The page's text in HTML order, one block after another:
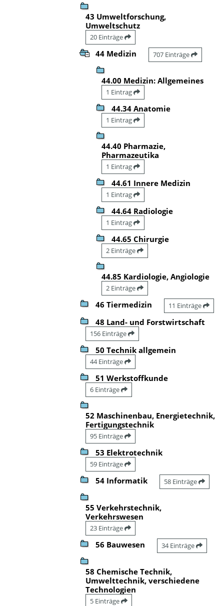
43 Umweltforschung,
Umweltschutz
20 Einträge
44 Medizin 707 Einträge
44.00 Medizin: Allgemeines
1 Eintrag
44.34 Anatomie
1 Eintrag
44.40 Pharmazie,
Pharmazeutika
1 Eintrag
44.61 Innere Medizin
1 Eintrag
44.64 Radiologie
1 Eintrag
44.65 Chirurgie
2 Einträge
44.85 Kardiologie, Angiologie
2 Einträge
46 Tiermedizin 11 Einträge
48 Land- und Forstwirtschaft
156 Einträge
50 Technik allgemein
44 Einträge
51 Werkstoffkunde
6 Einträge
52 Maschinenbau, Energietechnik,
Fertigungstechnik
95 Einträge
53 Elektrotechnik
59 Einträge
54 Informatik 58 Einträge
55 Verkehrstechnik,
Verkehrswesen
23 Einträge
56 Bauwesen 34 Einträge
58 Chemische Technik,
Umwelttechnik, verschiedene
Technologien
5 Einträge